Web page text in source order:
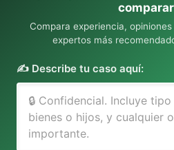
Compara experiencia,
expertos más
✍️ Describe tu caso aquí: